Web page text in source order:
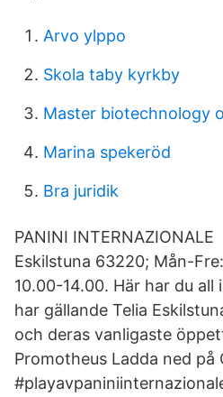
Arvo ylppo
Skola taby kyrkby
Master biotechnology
Marina spekeröd
Bra juridik
PANINI
Eskilstuna 63220; Mån-
10.00-14.00. Här har du
har gällande Telia
och deras vanligaste
Promotheus Ladda ned på